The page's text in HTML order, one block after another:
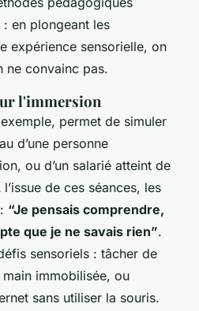
en plongeant les
expérience sensorielle, on
ne convainc pas.
l'immersion
permet de simuler
d’une personne
ou d’un salarié atteint de
de ces séances, les
“Je pensais comprendre,
que je ne savais rien”.
sensoriels : tâcher de
immobilisée, ou
sans utiliser la souris.